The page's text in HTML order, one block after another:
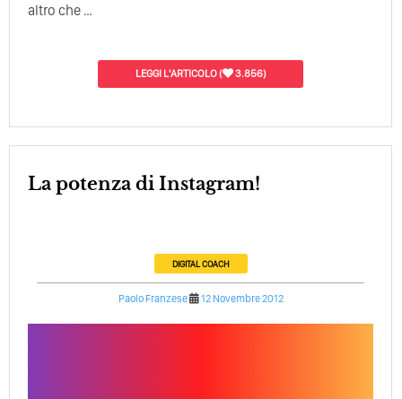
altro che …
LEGGI L'ARTICOLO( 3.856)
La potenza di Instagram!
DIGITAL COACH
Paolo Franzese 12 Novembre 2012